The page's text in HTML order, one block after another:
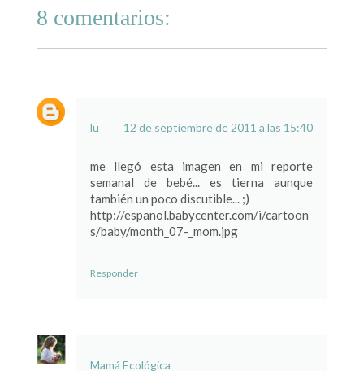
8 comentarios:
lu 12 de septiembre de 2011 a las 15:40
me llegó esta imagen en mi reporte
semanal de bebé... es tierna aunque
también un poco discutible... ;)
http://espanol.babycenter.com/i/cartoon
s/baby/month_07-_mom.jpg
Responder
Mamá Ecológica